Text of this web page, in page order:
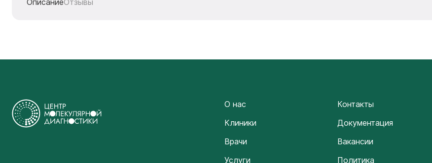
ОписаниеОтзывы
О нас
Клиники
Врачи
Услуги
Контакты
Документация
Вакансии
Политика